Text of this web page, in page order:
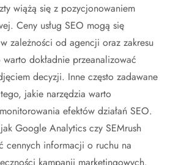
wiążą się z pozycjonowaniem
Ceny usług SEO mogą się
zależności od agencji oraz zakresu
dokładnie przeanalizować
decyzji. Inne często zadawane
jakie narzędzia warto
efektów działań SEO.
Google Analytics czy SEMrush
cennych informacji o ruchu na
kampanii marketingowych.